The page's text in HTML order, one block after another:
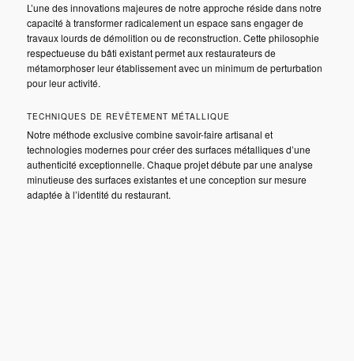
L’une des innovations majeures de notre approche réside dans notre
capacité à transformer radicalement un espace sans engager de
travaux lourds de démolition ou de reconstruction. Cette philosophie
respectueuse du bâti existant permet aux restaurateurs de
métamorphoser leur établissement avec un minimum de perturbation
pour leur activité.
TECHNIQUES DE REVÊTEMENT MÉTALLIQUE
Notre méthode exclusive combine savoir-faire artisanal et
technologies modernes pour créer des surfaces métalliques d’une
authenticité exceptionnelle. Chaque projet débute par une analyse
minutieuse des surfaces existantes et une conception sur mesure
adaptée à l’identité du restaurant.